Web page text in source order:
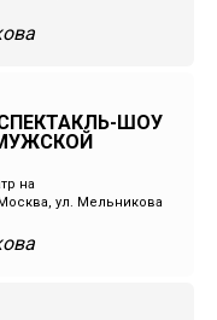
ШОУ
на
ул. Мельникова